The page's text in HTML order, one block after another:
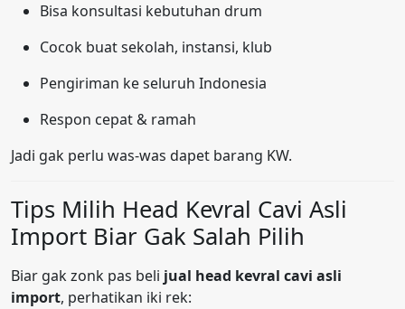
Bisa konsultasi kebutuhan drum
Cocok buat sekolah, instansi, klub
Pengiriman ke seluruh Indonesia
Respon cepat & ramah
Jadi gak perlu was-was dapet barang KW.
Tips Milih Head Kevral Cavi Asli
Import Biar Gak Salah Pilih
Biar gak zonk pas beli jual head kevral cavi asli
import, perhatikan iki rek: